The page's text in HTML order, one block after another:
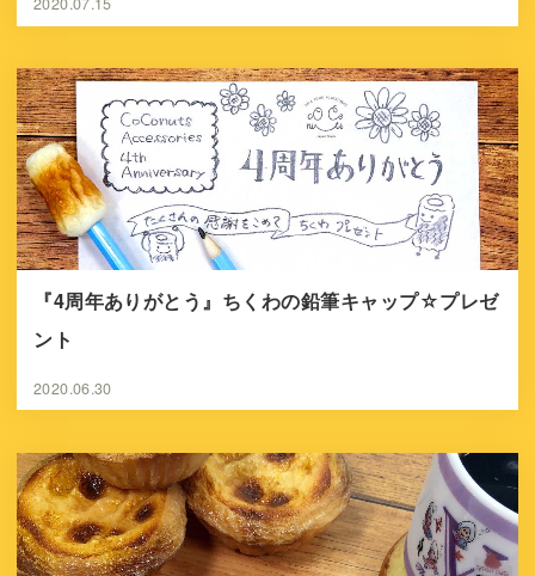
『4周年ありがとう』ちくわの鉛筆キャップ☆プレゼ
ント
2020.06.30